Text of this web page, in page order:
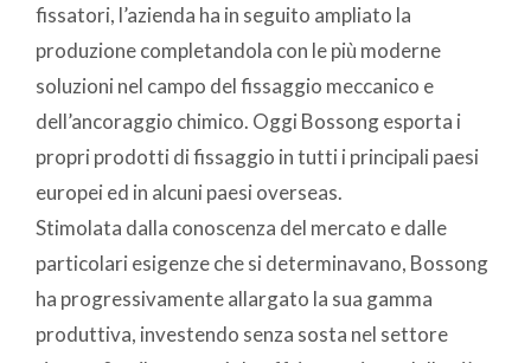
fissatori, l’azienda ha in seguito ampliato la
produzione completandola con le più moderne
soluzioni nel campo del fissaggio meccanico e
dell’ancoraggio chimico. Oggi Bossong esporta i
propri prodotti di fissaggio in tutti i principali paesi
europei ed in alcuni paesi overseas.
Stimolata dalla conoscenza del mercato e dalle
particolari esigenze che si determinavano, Bossong
ha progressivamente allargato la sua gamma
produttiva, investendo senza sosta nel settore